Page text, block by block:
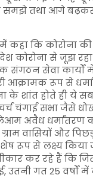
समझे तथा आगे
में कहा कि कोरोना
कोरोना से जूझ
संगठन सेवा
आक्रामक रूप से
के शांत होते ही ये सब
चंगाई सभा जैसे
अवैध धर्मांतरण
वासियों और
रूप से लक्ष्य किया
कर रहे हैं कि
गत 25 वर्षों में